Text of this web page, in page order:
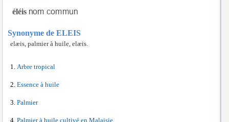
éléis
Synonyme de ELEIS
elæis, palmier à huile, elæis.
Arbre tropical
Essence à huile
Palmier
Palmier à huile cultivé en Malaisie